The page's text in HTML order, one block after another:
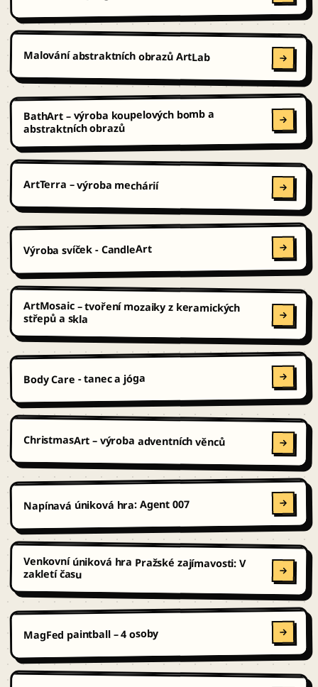
Malování abstraktních obrazů ArtLab
BathArt – výroba koupelových bomb a
abstraktních obrazů
ArtTerra – výroba mechárií
Výroba svíček - CandleArt
ArtMosaic – tvoření mozaiky z keramických
střepů a skla
Body Care - tanec a jóga
ChristmasArt – výroba adventních věnců
Napínavá úniková hra: Agent 007
Venkovní úniková hra Pražské zajímavosti: V
zakletí času
MagFed paintball – 4 osoby